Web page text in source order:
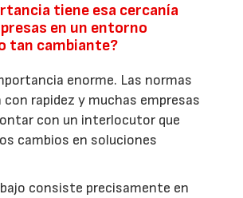
tiene esa cercanía
en un entorno
tan cambiante?
enorme. Las normas
rapidez y muchas empresas
con un interlocutor que
cambios en soluciones
consiste precisamente en